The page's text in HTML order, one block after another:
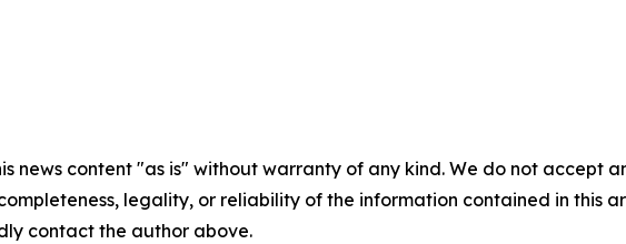
news content "as is" without warranty of any kind. We do not accept
legality, or reliability of the information contained in this
contact the author above.